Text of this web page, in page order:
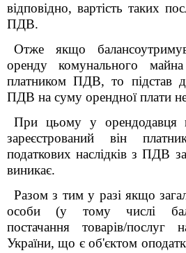
відповідно, вартість таких
ПДВ.
Отже якщо
оренду комунального
платником ПДВ, то підстав
ПДВ на суму орендної плати
При цьому у орендодавця
зареєстрований він
податкових наслідків з ПДВ
виникає.
Разом з тим у разі якщо
особи (у тому числі
постачання товарів/послуг
України, що є об'єктом